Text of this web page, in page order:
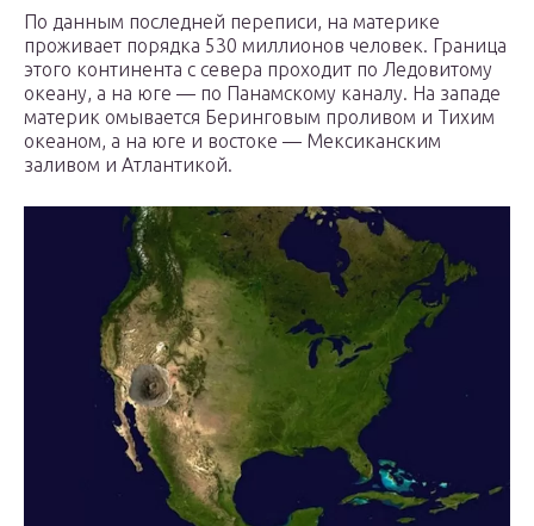
По данным последней переписи, на материке
проживает порядка 530 миллионов человек. Граница
этого континента с севера проходит по Ледовитому
океану, а на юге — по Панамскому каналу. На западе
материк омывается Беринговым проливом и Тихим
океаном, а на юге и востоке — Мексиканским
заливом и Атлантикой.